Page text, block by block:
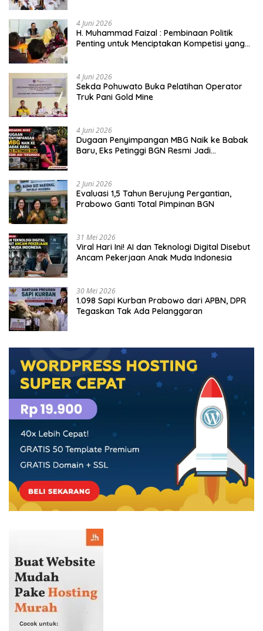
4 Juni 2026
H. Muhammad Faizal : Pembinaan Politik
Penting untuk Menciptakan Kompetisi yang
4 Juni 2026
Sekda Pohuwato Buka Pelatihan Operator
Truk Pani Gold Mine
4 Juni 2026
Dugaan Penyimpangan MBG Naik ke Babak
Baru, Eks Petinggi BGN Resmi Jadi
2 Juni 2026
Evaluasi 1,5 Tahun Berujung Pergantian,
Prabowo Ganti Total Pimpinan BGN
31 Mei 2026
Viral Hari Ini! AI dan Teknologi Digital Disebut
Ancam Pekerjaan Anak Muda Indonesia
30 Mei 2026
1.098 Sapi Kurban Prabowo dari APBN, DPR
Tegaskan Tak Ada Pelanggaran